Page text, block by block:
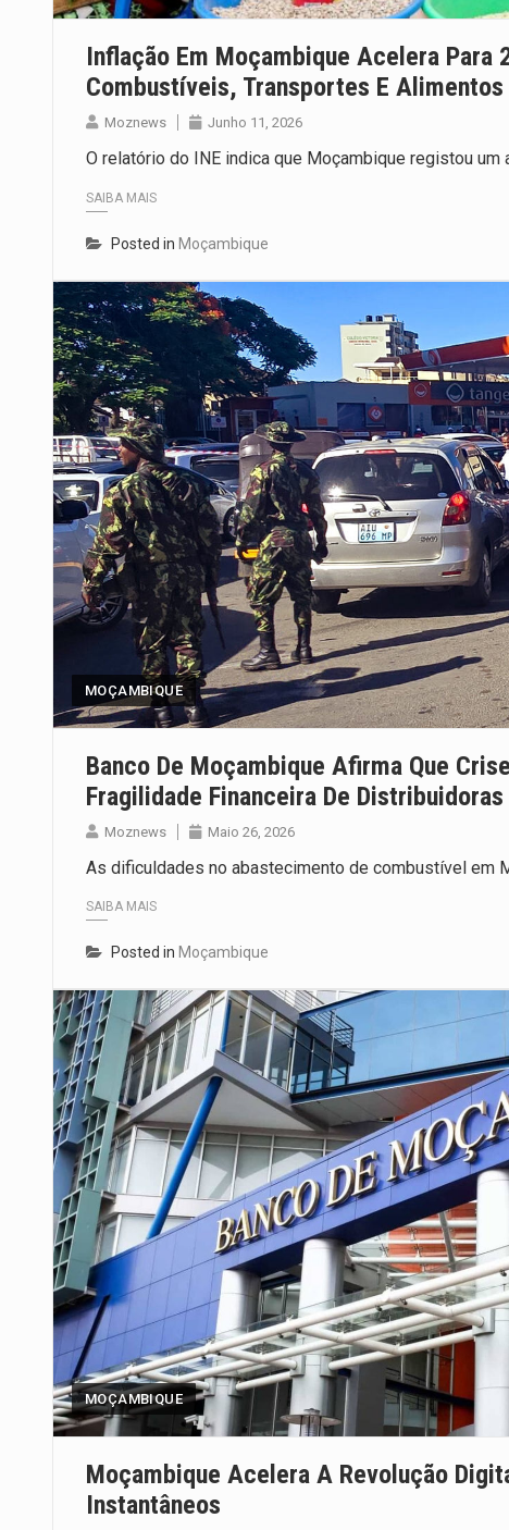
Inflação Em Moçambique Acelera Para
Combustíveis, Transportes E Alimentos
Moznews Junho 11, 2026
O relatório do INE indica que Moçambique registou
SAIBA MAIS
Posted in Moçambique
MOÇAMBIQUE
Banco De Moçambique Afirma Que
Fragilidade Financeira De Distribuidoras
Moznews Maio 26, 2026
As dificuldades no abastecimento de combustível em
SAIBA MAIS
Posted in Moçambique
MOÇAMBIQUE
Moçambique Acelera A Revolução
Instantâneos